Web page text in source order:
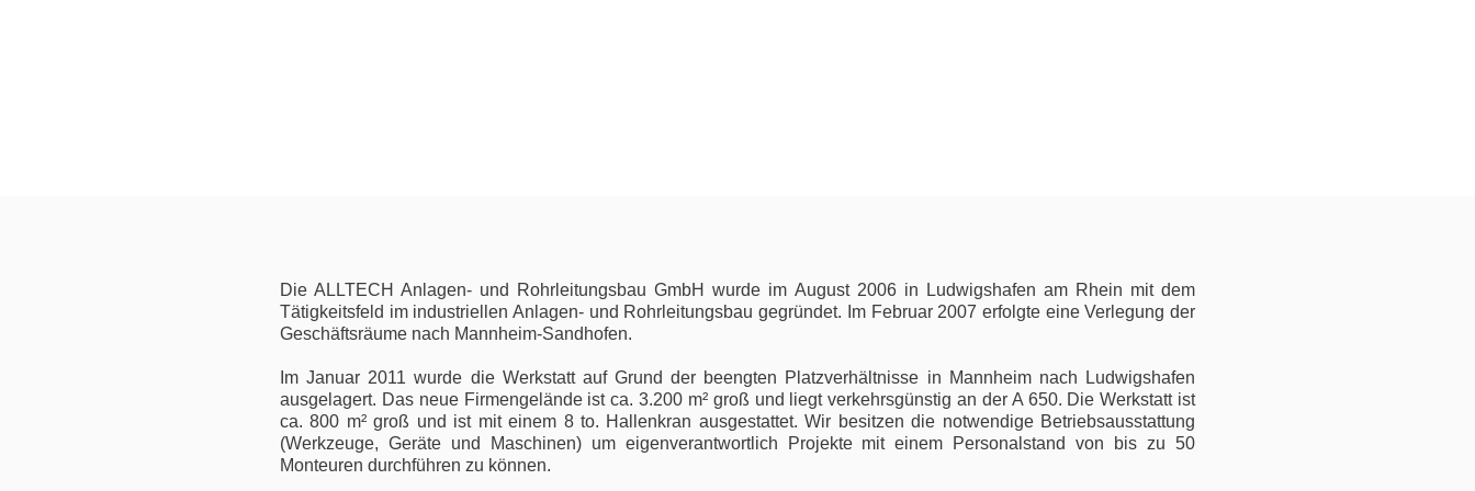
Die ALLTECH Anlagen- und Rohrleitungsbau GmbH wurde im August 2006 in Ludwigshafen am Rhein mit dem
Tätigkeitsfeld im industriellen Anlagen- und Rohrleitungsbau gegründet. Im Februar 2007 erfolgte eine Verlegung der
Geschäftsräume nach Mannheim-Sandhofen.
Im Januar 2011 wurde die Werkstatt auf Grund der beengten Platzverhältnisse in Mannheim nach Ludwigshafen
ausgelagert. Das neue Firmengelände ist ca. 3.200 m² groß und liegt verkehrsgünstig an der A 650. Die Werkstatt ist
ca. 800 m² groß und ist mit einem 8 to. Hallenkran ausgestattet. Wir besitzen die notwendige Betriebsausstattung
(Werkzeuge, Geräte und Maschinen) um eigenverantwortlich Projekte mit einem Personalstand von bis zu 50
Monteuren durchführen zu können.